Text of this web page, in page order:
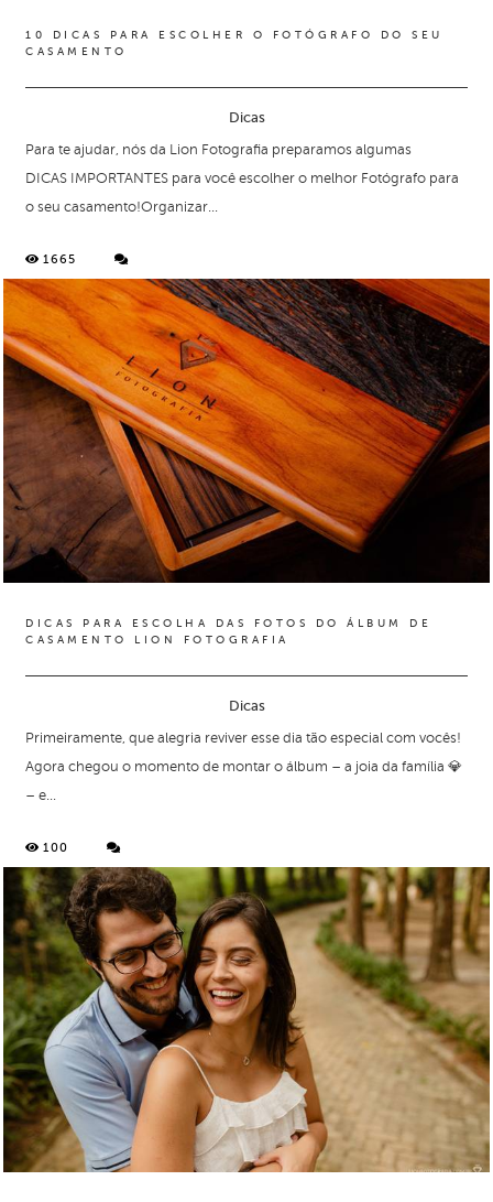
10 DICAS PARA ESCOLHER O FOTÓGRAFO DO SEU
CASAMENTO
Dicas
1665
Para te ajudar, nós da Lion Fotografia preparamos algumas
DICAS IMPORTANTES para você escolher o melhor Fotógrafo para
o seu casamento!Organizar...
DICAS PARA ESCOLHA DAS FOTOS DO ÁLBUM DE
CASAMENTO LION FOTOGRAFIA
Dicas
100
Primeiramente, que alegria reviver esse dia tão especial com vocês!
Agora chegou o momento de montar o álbum – a joia da família 💎
– e...